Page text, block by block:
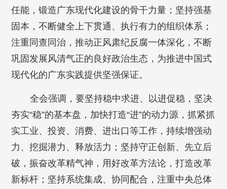
任能，锻造广东现代化建设的骨干力量；坚持强基
固本，不断健全上下贯通、执行有力的组织体系；
注重同查同治，推动正风肃纪反腐一体深化，不断
巩固发展风清气正的良好政治生态，为推进中国式
现代化的广东实践提供坚强保证。
全会强调，要坚持稳中求进、以进促稳，坚决
夯实“稳”的基本盘，加快打造“进”的动力源，抓紧抓
实工业、投资、消费、进出口等工作，持续增强动
力、挖掘潜力、释放活力；坚持守正创新、先立后
破，振奋改革精气神，用好改革方法论，打造改革
新标杆；坚持系统集成、协同配合，注重中央总体